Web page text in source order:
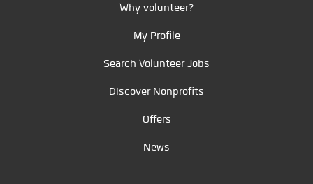
Why volunteer?
My Profile
Search Volunteer Jobs
Discover Nonprofits
Offers
News